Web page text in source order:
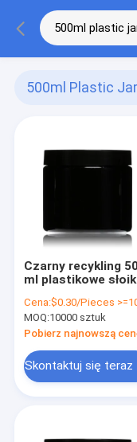
500ml Plastic
Czarny recykling
ml plastikowe
plastikową
Cena:$0.30/Pieces >=10000
MOQ:10000 sztuk
Pobierz najnowszą
Skontaktuj się teraz